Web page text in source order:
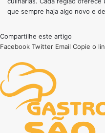
que sempre haja algo novo e
Compartilhe este artigo
Facebook Twitter Email Copie o